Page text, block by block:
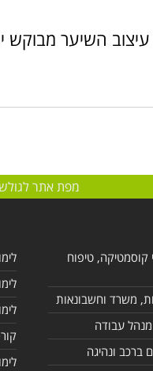
השיער מבוקש
מפת אתר
קוסמטיקה, טיפוח
משרד וחשבונאות
עבודה
ברכב ונהיגה